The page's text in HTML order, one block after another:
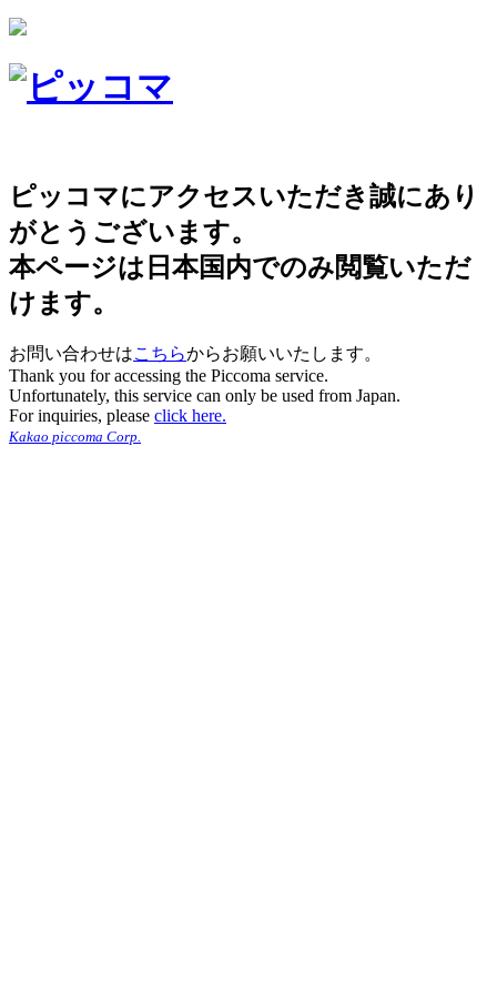
ピッコマにアクセスいただき誠にあり
がとうございます。
本ページは日本国内でのみ閲覧いただ
けます。
お問い合わせはこちらからお願いいたします。
Thank you for accessing the Piccoma service.
Unfortunately, this service can only be used from Japan.
For inquiries, please click here.
Kakao piccoma Corp.